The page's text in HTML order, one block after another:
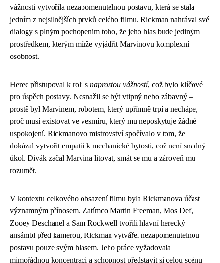
vážnosti vytvořila nezapomenutelnou postavu, která se stala
jedním z nejsilnějších prvků celého filmu. Rickman nahrával své
dialogy s plným pochopením toho, že jeho hlas bude jediným
prostředkem, kterým může vyjádřit Marvinovu komplexní
osobnost.
Herec přistupoval k roli s naprostou vážností, což bylo klíčové
pro úspěch postavy. Nesnažil se být vtipný nebo zábavný –
prostě byl Marvinem, robotem, který upřímně trpí a nechápe,
proč musí existovat ve vesmíru, který mu neposkytuje žádné
uspokojení. Rickmanovo mistrovství spočívalo v tom, že
dokázal vytvořit empatii k mechanické bytosti, což není snadný
úkol. Divák začal Marvina litovat, smát se mu a zároveň mu
rozumět.
V kontextu celkového obsazení filmu byla Rickmanova účast
významným přínosem. Zatímco Martin Freeman, Mos Def,
Zooey Deschanel a Sam Rockwell tvořili hlavní herecký
ansámbl před kamerou, Rickman vytvářel nezapomenutelnou
postavu pouze svým hlasem. Jeho práce vyžadovala
mimořádnou koncentraci a schopnost představit si celou scénu